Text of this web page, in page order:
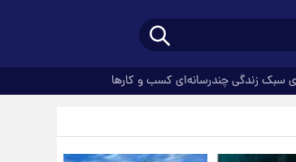
سبک زندگیچندرسانه‌ای کسب و کارها